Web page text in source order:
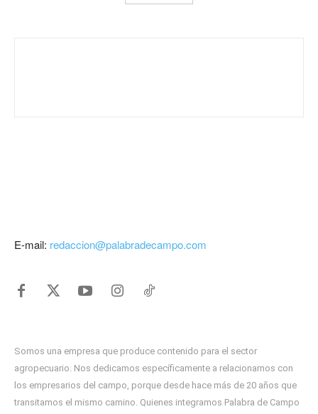
E-mail: redaccion@palabradecampo.com
Somos una empresa que produce contenido para el sector
agropecuario. Nos dedicamos específicamente a relacionarnos con
los empresarios del campo, porque desde hace más de 20 años que
transitamos el mismo camino. Quienes integramos Palabra de Campo